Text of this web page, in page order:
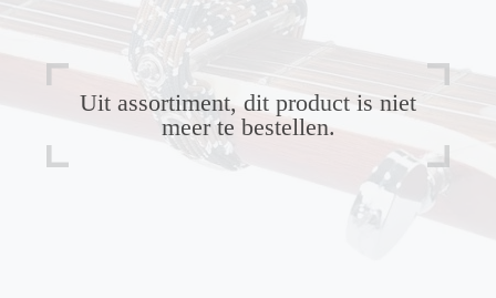
Uit assortiment, dit product is niet
meer te bestellen.